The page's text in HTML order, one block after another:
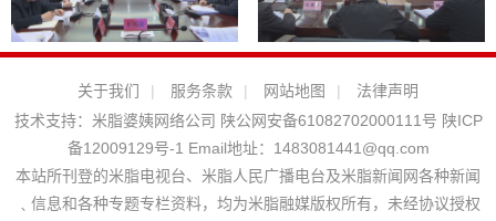
关于我们 | 服务条款 | 网站地图 |
法律声明
技术支持： 米脂婆姨网络公司 陕公网安备61082702000111号 陕ICP
备12009129号-1 Email地址： 1483081441@qq.com
本站所刊登的米脂电视台、米脂人民广播电台及米脂新闻网各种新闻
﹑信息和各种专题专栏资料，均为米脂融媒版权所有，未经协议授权